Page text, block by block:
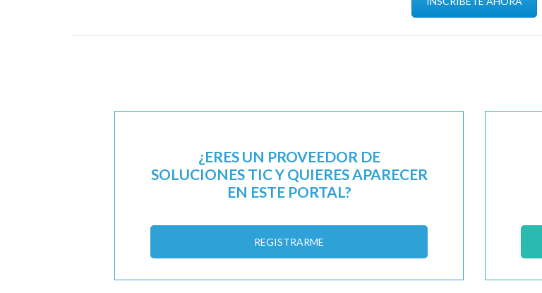
¿ERES UN PROVEEDOR DE
SOLUCIONES TIC Y QUIERES APARECER
EN ESTE PORTAL?
REGISTRARME